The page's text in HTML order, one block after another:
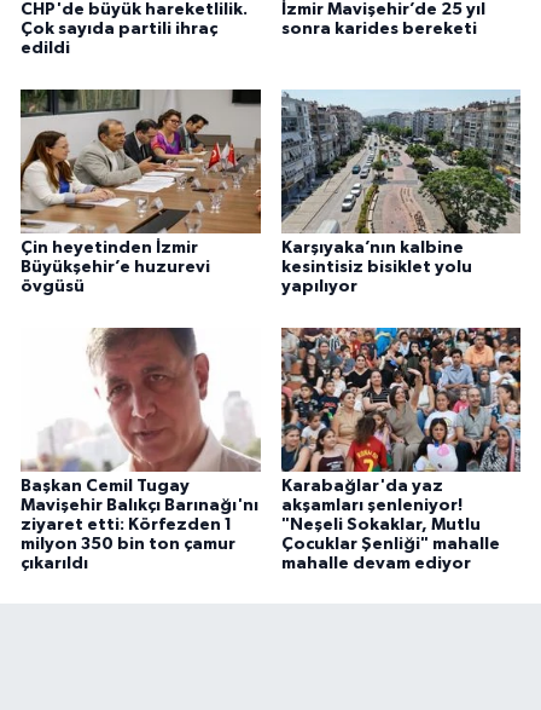
CHP'de büyük hareketlilik.
Çok sayıda partili ihraç
edildi
İzmir Mavişehir’de 25 yıl
sonra karides bereketi
Çin heyetinden İzmir
Büyükşehir’e huzurevi
övgüsü
Karşıyaka’nın kalbine
kesintisiz bisiklet yolu
yapılıyor
Başkan Cemil Tugay
Mavişehir Balıkçı Barınağı'nı
ziyaret etti: Körfezden 1
milyon 350 bin ton çamur
çıkarıldı
Karabağlar'da yaz
akşamları şenleniyor!
"Neşeli Sokaklar, Mutlu
Çocuklar Şenliği" mahalle
mahalle devam ediyor